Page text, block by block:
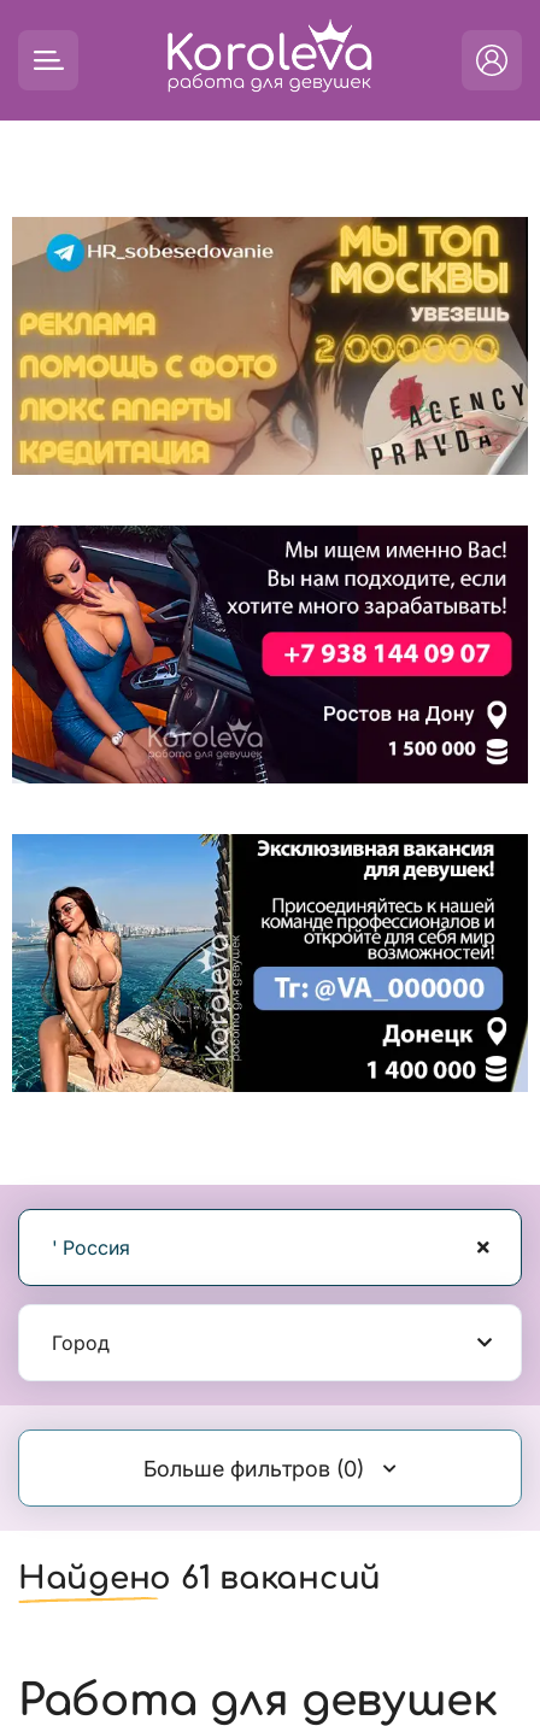
' Россия
Город
Больше фильтров (0)
Найдено 61 вакансий
Работа для девушек